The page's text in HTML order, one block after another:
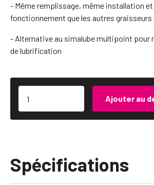
- Même remplissage, même installation
fonctionnement que les autres graisseurs
- Alternative au simalube multipoint pour
de lubrification
Ajouter au
Spécifications